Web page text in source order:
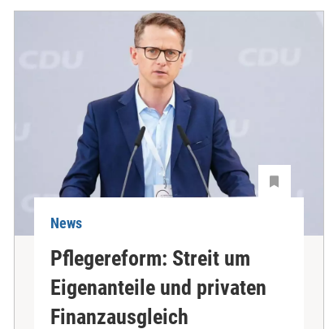
News
Pflegereform: Streit um
Eigenanteile und privaten
Finanzausgleich